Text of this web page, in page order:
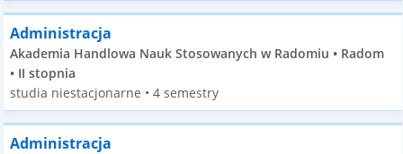
Administracja
Akademia Handlowa Nauk Stosowanych w Radomiu • Radom
• II stopnia
studia niestacjonarne • 4 semestry
Administracja